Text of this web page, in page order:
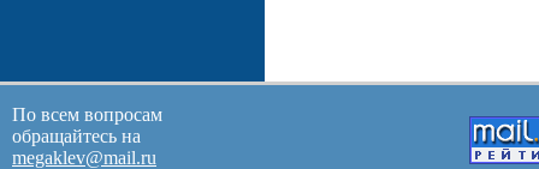
По всем вопросам
обращайтесь на
megaklev@mail.ru